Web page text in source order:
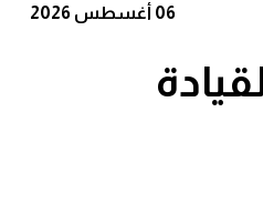
06 أغسطس 2026